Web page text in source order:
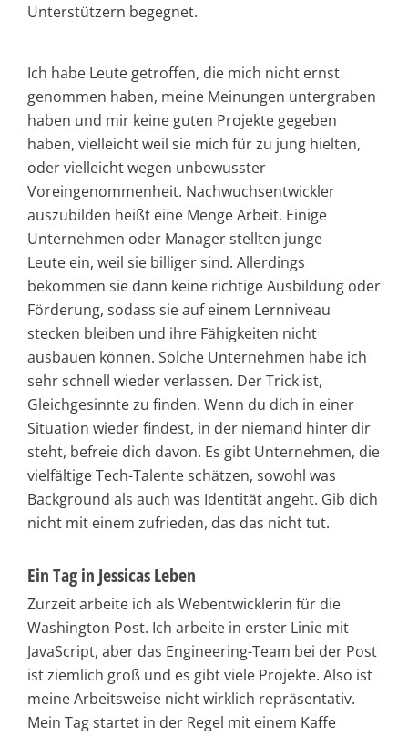
Unterstützern begegnet.
Ich habe Leute getroffen, die mich nicht ernst
genommen haben, meine Meinungen untergraben
haben und mir keine guten Projekte gegeben
haben, vielleicht weil sie mich für zu jung hielten,
oder vielleicht wegen unbewusster
Voreingenommenheit. Nachwuchsentwickler
auszubilden heißt eine Menge Arbeit. Einige
Unternehmen oder Manager stellten junge
Leute ein, weil sie billiger sind. Allerdings
bekommen sie dann keine richtige Ausbildung oder
Förderung, sodass sie auf einem Lernniveau
stecken bleiben und ihre Fähigkeiten nicht
ausbauen können. Solche Unternehmen habe ich
sehr schnell wieder verlassen. Der Trick ist,
Gleichgesinnte zu finden. Wenn du dich in einer
Situation wieder findest, in der niemand hinter dir
steht, befreie dich davon. Es gibt Unternehmen, die
vielfältige Tech-Talente schätzen, sowohl was
Background als auch was Identität angeht. Gib dich
nicht mit einem zufrieden, das das nicht tut.
Ein Tag in Jessicas Leben
Zurzeit arbeite ich als Webentwicklerin für die
Washington Post. Ich arbeite in erster Linie mit
JavaScript, aber das Engineering-Team bei der Post
ist ziemlich groß und es gibt viele Projekte. Also ist
meine Arbeitsweise nicht wirklich repräsentativ.
Mein Tag startet in der Regel mit einem Kaffe